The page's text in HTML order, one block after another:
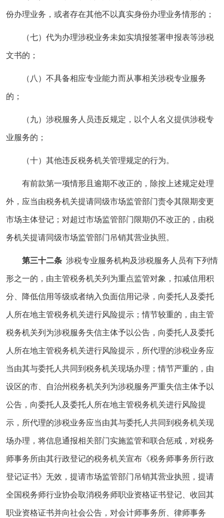
份办理业务，或者存在其他不以真实身份办理业务情形的；
（七）代为办理涉税业务未如实填报签署申报表等涉税
文书的；
（八）不具备相应专业能力而从事相关涉税专业服务
的；
（九）涉税服务人员违反规定，以个人名义提供涉税专
业服务的；
（十）其他违反税务机关管理规定的行为。
有前款第一项情形且逾期不改正的，除按上述规定处理
外，应当由税务机关提请同级市场监管部门责令其限期变更
市场主体登记；对超过市场监管部门限期仍不改正的，由税
务机关提请同级市场监管部门吊销其营业执照。
第三十二条 涉税专业服务机构及涉税服务人员有下列情
形之一的，由主管税务机关列为重点监管对象，扣减信用积
分、降低信用等级或者纳入负面信用记录，向委托人及委托
人所在地主管税务机关进行风险提示；情节较重的，由主管
税务机关列为涉税服务失信主体予以公告，向委托人及委托
人所在地主管税务机关进行风险提示，所代理的涉税业务应
当由其与委托人共同到税务机关现场办理；情节严重的，由
设区的市、自治州税务机关列为涉税服务严重失信主体予以
公告，向委托人及委托人所在地主管税务机关进行风险提
示，所代理的涉税业务应当由其与委托人共同到税务机关现
场办理，将信息通报相关部门实施监管和联合惩戒，对税务
师事务所由其行政登记的税务机关宣布《税务师事务所行政
登记证书》无效，提请市场监管部门吊销其营业执照，提请
全国税务师行业协会取消税务师职业资格证书登记、收回其
职业资格证书并向社会公告，对会计师事务所、律师事务